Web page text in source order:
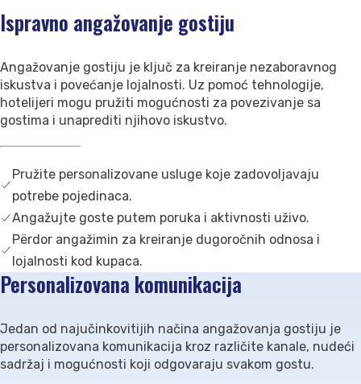
Kontaktirajte nas
Podrška
Ispravno angažovanje gostiju
Angažovanje gostiju je ključ za kreiranje nezaboravnog
iskustva i povećanje lojalnosti. Uz pomoć tehnologije,
hotelijeri mogu pružiti mogućnosti za povezivanje sa
gostima i unaprediti njihovo iskustvo.
Pružite personalizovane usluge koje zadovoljavaju
potrebe pojedinaca.
Angažujte goste putem poruka i aktivnosti uživo.
Përdor angažimin za kreiranje dugoročnih odnosa i
lojalnosti kod kupaca.
Personalizovana komunikacija
Jedan od najučinkovitijih načina angažovanja gostiju je
personalizovana komunikacija kroz različite kanale, nudeći
sadržaj i mogućnosti koji odgovaraju svakom gostu.